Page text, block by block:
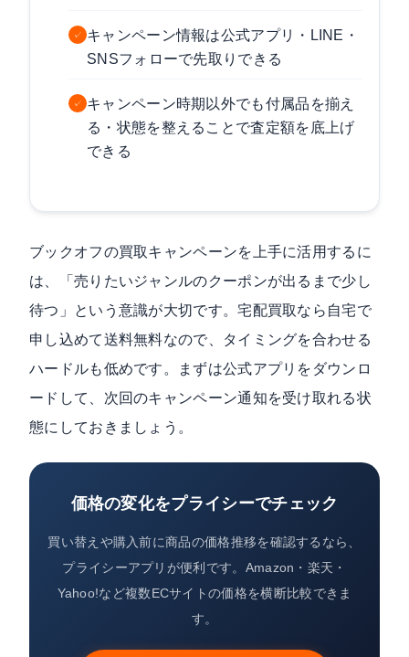
✓
キャンペーン情報は公式アプリ・LINE・
SNSフォローで先取りできる
✓
キャンペーン時期以外でも付属品を揃え
る・状態を整えることで査定額を底上げ
できる
ブックオフの買取キャンペーンを上手に活用するに
は、「売りたいジャンルのクーポンが出るまで少し
待つ」という意識が大切です。宅配買取なら自宅で
申し込めて送料無料なので、タイミングを合わせる
ハードルも低めです。まずは公式アプリをダウンロ
ードして、次回のキャンペーン通知を受け取れる状
態にしておきましょう。
価格の変化をプライシーでチェック
買い替えや購入前に商品の価格推移を確認するなら、
プライシーアプリが便利です。Amazon・楽天・
Yahoo!など複数ECサイトの価格を横断比較できま
す。